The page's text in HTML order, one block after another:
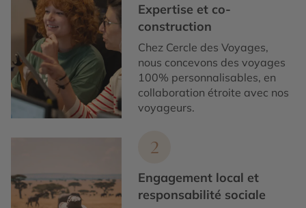
Expertise et co-
construction
Chez Cercle des Voyages,
nous concevons des voyages
100% personnalisables, en
collaboration étroite avec nos
voyageurs.
2
Engagement local et
responsabilité sociale